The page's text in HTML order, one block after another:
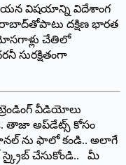
ఆయ‌న‌ విషయాన్ని విదేశాంగ
దక్షిణ భారత
చేతిలో
సురక్షితంగా
వీడియోలు
తాజా అప్‌డేట్స్ కోసం
ఛానల్ ను ఫాలో కండి.. అలాగే
స్క్రైబ్ చేసుకోండి.. మీ